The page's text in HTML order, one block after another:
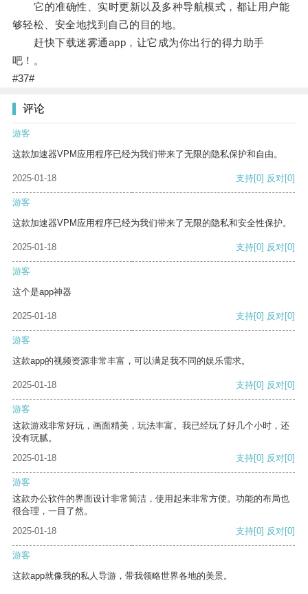
它的准确性、实时更新以及多种导航模式，都让用户能
够轻松、安全地找到自己的目的地。
赶快下载迷雾通app，让它成为你出行的得力助手
吧！。
#37#
评论
游客
这款加速器VPM应用程序已经为我们带来了无限的隐私保护和自由。
2025-01-18 支持[0] 反对[0]
游客
这款加速器VPM应用程序已经为我们带来了无限的隐私和安全性保护。
2025-01-18 支持[0] 反对[0]
游客
这个是app神器
2025-01-18 支持[0] 反对[0]
游客
这款app的视频资源非常丰富，可以满足我不同的娱乐需求。
2025-01-18 支持[0] 反对[0]
游客
这款游戏非常好玩，画面精美，玩法丰富。我已经玩了好几个小时，还
没有玩腻。
2025-01-18
支持[0] 反对[0]
游客
这款办公软件的界面设计非常简洁，使用起来非常方便。功能的布局也
很合理，一目了然。
2025-01-18
支持[0] 反对[0]
游客
这款app就像我的私人导游，带我领略世界各地的美景。